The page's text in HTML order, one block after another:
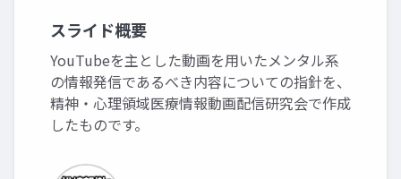
スライド概要
YouTubeを主とした動画を用いたメンタル系
の情報発信であるべき内容についての指針を、
精神・心理領域医療情報動画配信研究会で作成
したものです。